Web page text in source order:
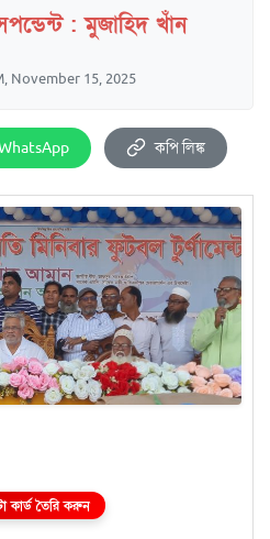
: মুজাহিদ খাঁন
November 15, 2025
কপি লিঙ্ক
কার্ড তৈরি করুন